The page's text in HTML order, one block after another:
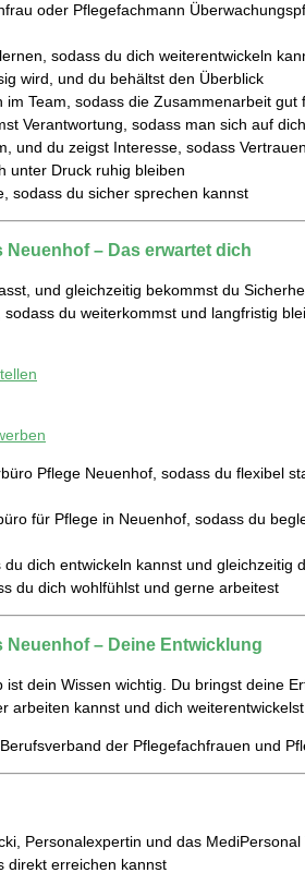
oder Pflegefachmann
sodass du dich weiterentwickeln
wird, und du behältst den Überblick
Team, sodass die Zusammenarbeit gut
Verantwortung, sodass man sich auf
und du zeigst Interesse, sodass
unter Druck ruhig bleiben
sodass du sicher sprechen kannst
– Das erwartet dich
und gleichzeitig bekommst du
du weiterkommst und langfristig
Pflege Neuenhof, sodass du flexibel
für Pflege in Neuenhof, sodass du
dich entwickeln kannst und gleichzeitig
du dich wohlfühlst und gerne arbeitest
– Deine Entwicklung
dein Wissen wichtig. Du bringst deine
arbeiten kannst und dich weiterentwickelst.
der Pflegefachfrauen und
Personalexpertin und das MediPersonal
direkt erreichen kannst